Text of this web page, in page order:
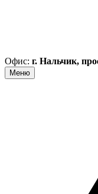
Офис: г. Нальчик,
Меню